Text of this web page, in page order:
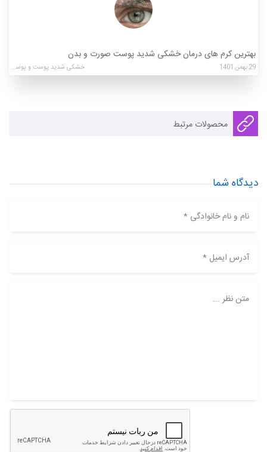
بهترین کرم های درمان خشکی شدید پوست صورت و بدن
29بهمن 1401 خشکی شدید پوست و پوسته ریزی
محصولات مرتبط
دیدگاه شما
نام و نام خانوادگی *
آدرس ایمیل *
متن نظر ...